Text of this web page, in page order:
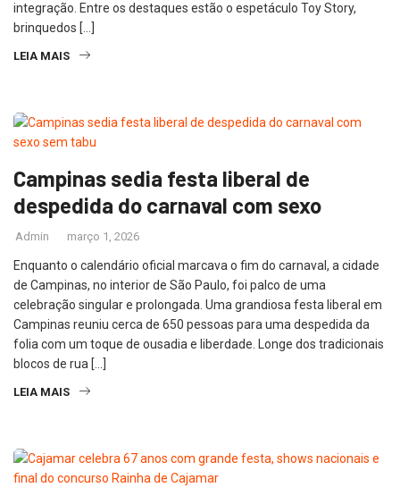
integração. Entre os destaques estão o espetáculo Toy Story,
brinquedos […]
LEIA MAIS
Campinas sedia festa liberal de
despedida do carnaval com sexo
Admin março 1, 2026
Enquanto o calendário oficial marcava o fim do carnaval, a cidade
de Campinas, no interior de São Paulo, foi palco de uma
celebração singular e prolongada. Uma grandiosa festa liberal em
Campinas reuniu cerca de 650 pessoas para uma despedida da
folia com um toque de ousadia e liberdade. Longe dos tradicionais
blocos de rua […]
LEIA MAIS